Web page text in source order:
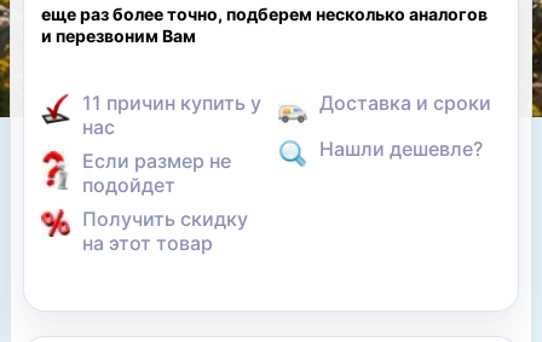
еще раз более точно, подберем несколько аналогов
и перезвоним Вам
11 причин купить у
нас
Если размер не
подойдет
Получить скидку
на этот товар
Доставка и сроки
Нашли дешевле?